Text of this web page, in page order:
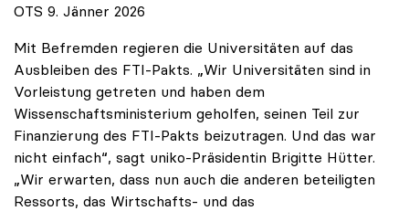
OTS 9. Jänner 2026
Mit Befremden regieren die Universitäten auf das
Ausbleiben des FTI-Pakts. „Wir Universitäten sind in
Vorleistung getreten und haben dem
Wissenschaftsministerium geholfen, seinen Teil zur
Finanzierung des FTI-Pakts beizutragen. Und das war
nicht einfach“, sagt uniko-Präsidentin Brigitte Hütter.
„Wir erwarten, dass nun auch die anderen beteiligten
Ressorts, das Wirtschafts- und das